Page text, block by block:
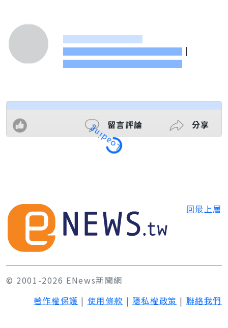
|
留言評論 分享
Loading
回最上層
© 2001-2026 ENews新聞網
著作權保護 | 使用條款 | 隱私權政策 | 聯絡我們